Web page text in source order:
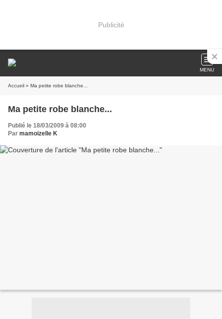
Publicité
MENU
Accueil » Ma petite robe blanche...
Ma petite robe blanche...
Publié le 18/03/2009 à 08:00
Par mamoizelle K